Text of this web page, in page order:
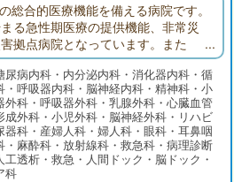
総合的医療機能を備える病院です。
る急性期医療の提供機能、非常災
拠点病院となっています。また
診療連携拠点病院」の承認・指定
尿病内科・内分泌内科・消化器内科・循
・呼吸器内科・脳神経内科・精神科・小
外科・呼吸器外科・乳腺外科・心臓血管
成外科・小児外科・脳神経外科・リハビ
器科・産婦人科・婦人科・眼科・耳鼻咽
・麻酔科・放射線科・救急科・病理診断
透析・救急・人間ドック・脳ドック・
科